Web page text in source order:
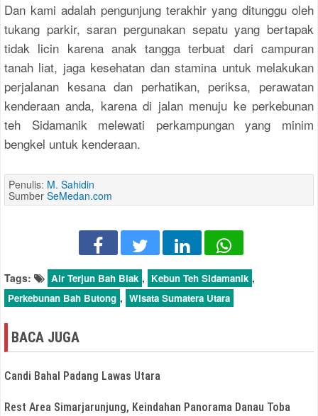
Dan kami adalah pengunjung terakhir yang ditunggu oleh
tukang parkir, saran pergunakan sepatu yang bertapak
tidak licin karena anak tangga terbuat dari campuran
tanah liat, jaga kesehatan dan stamina untuk melakukan
perjalanan kesana dan perhatikan, periksa, perawatan
kenderaan anda, karena di jalan menuju ke perkebunan
teh Sidamanik melewati perkampungan yang minim
bengkel untuk kenderaan.
Penulis: M. Sahidin
Sumber SeMedan.com
Tags: Air Terjun Bah Biak , Kebun Teh Sidamanik ,
Perkebunan Bah Butong , Wisata Sumatera Utara
BACA JUGA
Candi Bahal Padang Lawas Utara
Rest Area Simarjarunjung, Keindahan Panorama Danau Toba